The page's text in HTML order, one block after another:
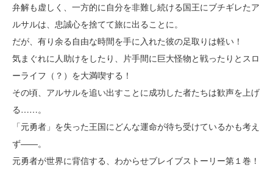
弁解も虚しく、一方的に自分を非難し続ける国王にブチギレたア
ルサルは、忠誠心を捨てて旅に出ることに。
だが、有り余る自由な時間を手に入れた彼の足取りは軽い！
気まぐれに人助けをしたり、片手間に巨大怪物と戦ったりとスロ
ーライフ（？）を大満喫する！
その頃、アルサルを追い出すことに成功した者たちは歓声を上げ
る……。
「元勇者」を失った王国にどんな運命が待ち受けているかも考え
ず――。
元勇者が世界に背信する、わからせブレイブストーリー第１巻！